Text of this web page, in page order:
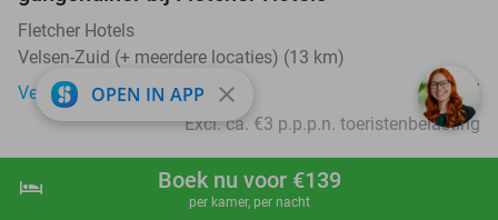
shopping_cart Boek nu
hotel Boek nu voor €139
per kamer, per nacht
Fletcher Hotels
Velsen-Zuid (+ meerdere locaties) (13 km)
Verkocht: 18.188
€45
Excl. ca. €3 p.p.p.n. toeristenbelasting
favorite_border
OPEN IN APP close